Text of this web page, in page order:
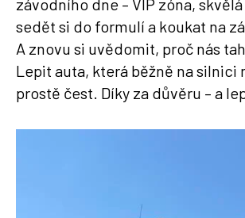
závodního dne – VIP zóna,
sedět si do formulí a koukat na
A znovu si uvědomit, proč nás
Lepit auta, která běžně na silnici
prostě čest. Díky za důvěru – a